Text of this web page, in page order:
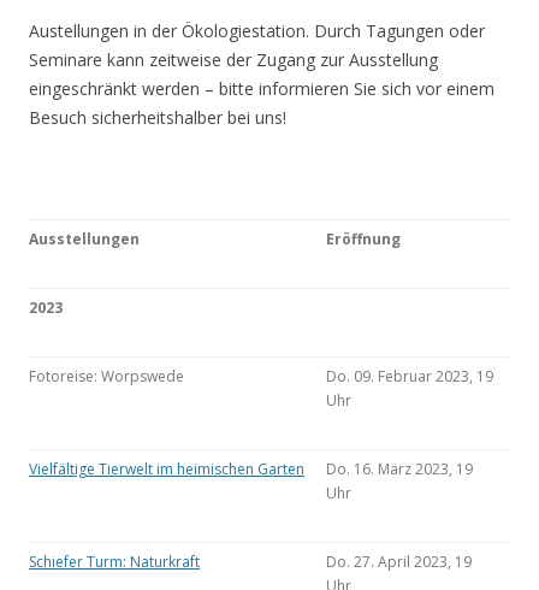
Austellungen in der Ökologiestation. Durch Tagungen oder
Seminare kann zeitweise der Zugang zur Ausstellung
eingeschränkt werden – bitte informieren Sie sich vor einem
Besuch sicherheitshalber bei uns!
Ausstellungen Eröffnung
2023
Fotoreise: Worpswede
Do. 09. Februar 2023, 19
Uhr
Vielfältige Tierwelt im heimischen Garten
Do. 16. März 2023, 19
Uhr
Schiefer Turm: Naturkraft
Do. 27. April 2023, 19
Uhr